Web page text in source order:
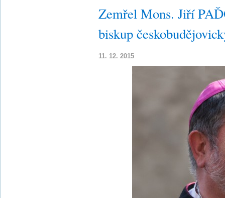
Zemřel Mons. Jiří
biskup
11. 12. 2015